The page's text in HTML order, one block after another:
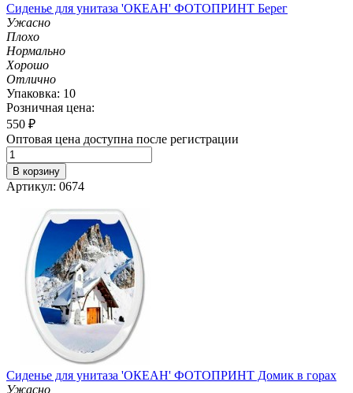
Сиденье для унитаза 'ОКЕАН' ФОТОПРИНТ Берег
Ужасно
Плохо
Нормально
Хорошо
Отлично
Упаковка: 10
Розничная цена:
550 ₽
Оптовая цена доступна после регистрации
В корзину
Артикул: 0674
Сиденье для унитаза 'ОКЕАН' ФОТОПРИНТ Домик в горах
Ужасно